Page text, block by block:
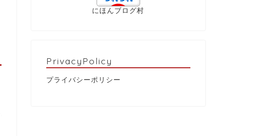
にほんブログ村
PrivacyPolicy
プライバシーポリシー